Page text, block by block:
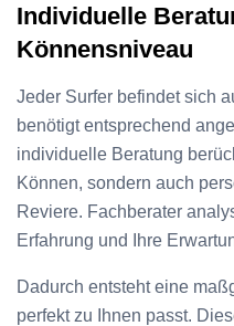
Individuelle
Könnensniveau
Jeder Surfer befindet sich
benötigt entsprechend
individuelle Beratung
Können, sondern auch
Reviere. Fachberater
Erfahrung und Ihre
Dadurch entsteht eine
perfekt zu Ihnen passt.